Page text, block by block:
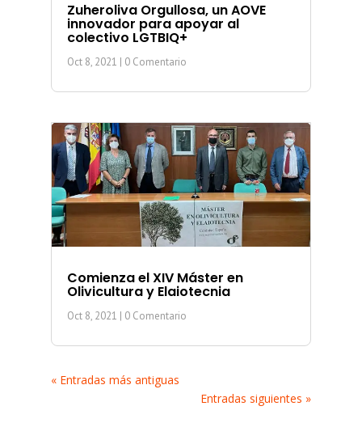
Zuheroliva Orgullosa, un AOVE
innovador para apoyar al
colectivo LGTBIQ+
Oct 8, 2021 | 0 Comentario
Comienza el XIV Máster en
Olivicultura y Elaiotecnia
Oct 8, 2021 | 0 Comentario
« Entradas más antiguas
Entradas siguientes »